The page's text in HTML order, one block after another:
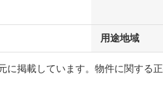
用途地域
に掲載しています。物件に関する